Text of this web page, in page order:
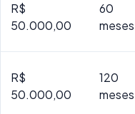
R$
50.000,00
60
meses
R$
50.000,00
120
meses